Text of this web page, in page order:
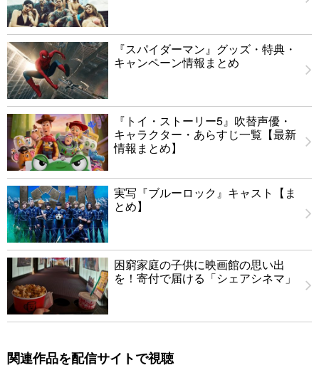
『スパイダーマン』グッズ・特典・
キャンペーン情報まとめ
『トイ・ストーリー5』吹替声優・
キャラクター・あらすじ一覧【最新
情報まとめ】
実写『ブルーロック』キャスト【ま
とめ】
困窮家庭の子供に映画館の思い出
を！寄付で届ける「シェアシネマ」
関連作品を配信サイトで視聴